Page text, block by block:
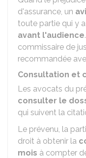
d'assurance, un
toute partie qui y
avant l'audience
commissaire de
recommandée
Consultation et
Les avocats du
consulter le
qui suivent la
Le prévenu, la
droit à obtenir la
mois à compter